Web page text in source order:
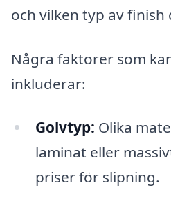
och vilken typ av finish
Några faktorer som
inkluderar:
Golvtyp: Olika
laminat eller
priser för slipning.